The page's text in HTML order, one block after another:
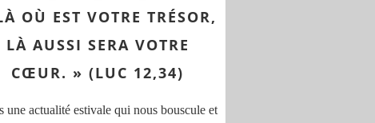
OÙ EST VOTRE TRÉSOR,
LÀ AUSSI SERA VOTRE
CŒUR. » (LUC 12,34)
une actualité estivale qui nous bouscule et